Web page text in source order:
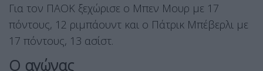
Για τον ΠΑΟΚ ξεχώρισε ο Μπεν Μουρ με 17
πόντους, 12 ριμπάουντ και ο Πάτρικ Μπέβερλι με
17 πόντους, 13 ασίστ.
Ο αγώνας